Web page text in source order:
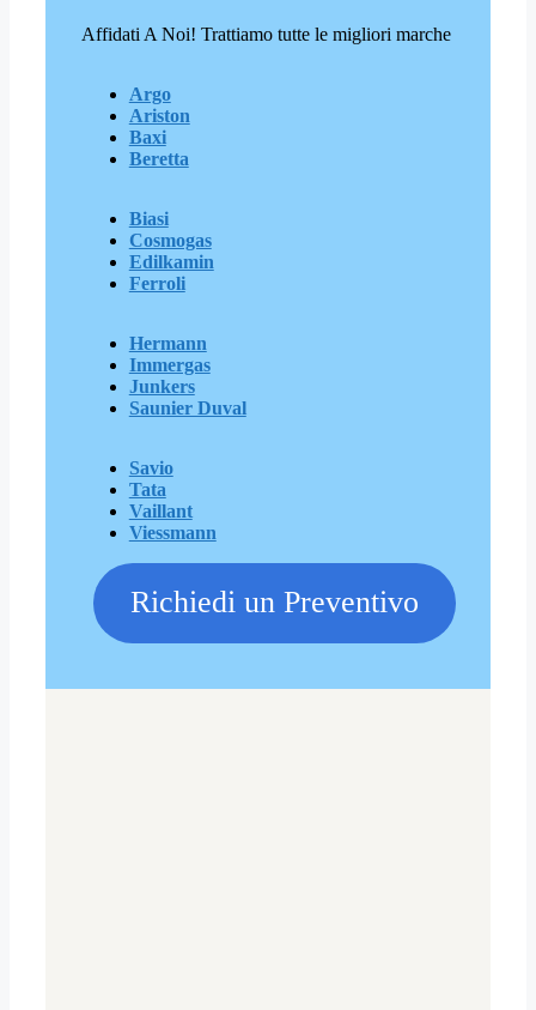
Affidati A Noi! Trattiamo tutte le migliori marche
Argo
Ariston
Baxi
Beretta
Biasi
Cosmogas
Edilkamin
Ferroli
Hermann
Immergas
Junkers
Saunier Duval
Savio
Tata
Vaillant
Viessmann
Richiedi un Preventivo